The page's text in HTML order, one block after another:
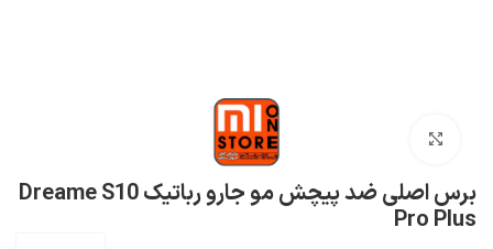
برس اصلی ضد پیچش مو جارو رباتیک Dreame S10
Pro Plus